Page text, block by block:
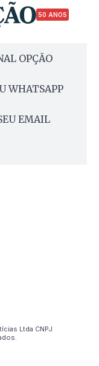
50 ANOS
OPÇÃO
WHATSAPP
EMAIL
Ltda CNPJ